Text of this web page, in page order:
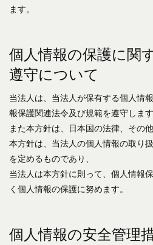
ます。
個人情報の保護に関
遵守について
当法人は、当法人が保有する個人情
報保護関連法令及び規範を遵守します
また本方針は、日本国の法律、その
本方針は、当法人の個人情報の取り
を定めるものであり、
当法人は本方針に則って、個人情報
く個人情報の保護に努めます。
個人情報の安全管理